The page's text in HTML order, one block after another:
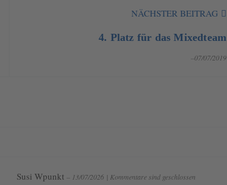
NÄCHSTER BEITRAG
4. Platz für das Mixedteam
–07/07/2019
Susi Wpunkt – 13/07/2026 | Kommentare sind geschlossen